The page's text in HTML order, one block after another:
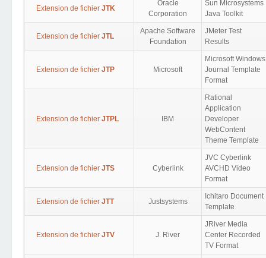
Extension de fichier JTK
Oracle
Corporation
Sun Microsystems
Java Toolkit
Extension de fichier JTL
Apache Software
Foundation
JMeter Test
Results
Extension de fichier JTP Microsoft
Microsoft Windows
Journal Template
Format
Extension de fichier JTPL IBM
Rational
Application
Developer
WebContent
Theme Template
Extension de fichier JTS Cyberlink
JVC Cyberlink
AVCHD Video
Format
Extension de fichier JTT Justsystems
Ichitaro Document
Template
Extension de fichier JTV J. River
JRiver Media
Center Recorded
TV Format